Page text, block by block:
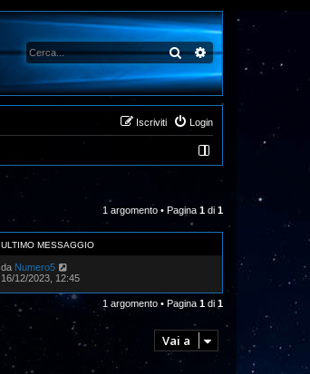
CercaRicerca avanzata
Login
Iscriviti
1 argomento • Pagina 1 di 1
ULTIMO MESSAGGIO
da Numero5
16/12/2023, 12:45
1 argomento • Pagina 1 di1
Vai a